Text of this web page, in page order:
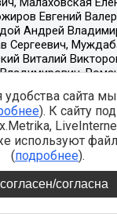
сайта
). К сайту
используют
(подробнее).
согласна